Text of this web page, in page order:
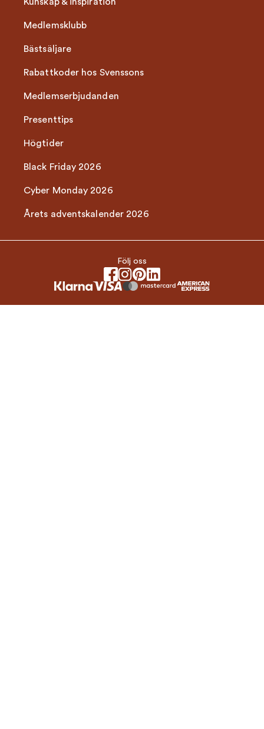
Medlemsklubb
Bästsäljare
Rabattkoder hos Svenssons
Medlemserbjudanden
Presenttips
Högtider
Black Friday 2026
Cyber Monday 2026
Årets adventskalender 2026
Följ oss